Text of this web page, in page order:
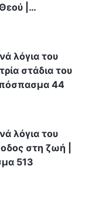
|
λόγια του
στάδια του
44
λόγια του
στη ζωή |
513